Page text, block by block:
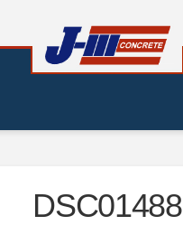
DSC01488